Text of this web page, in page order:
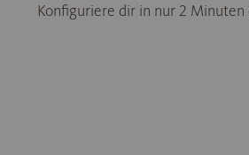
Konfiguriere dir in nur 2 Minuten